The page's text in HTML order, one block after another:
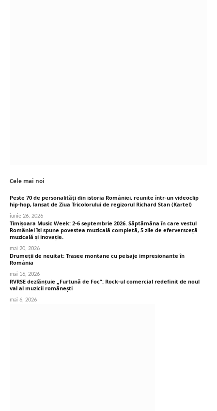
Cele mai noi
Peste 70 de personalități din istoria României, reunite într-un videoclip
hip-hop, lansat de Ziua Tricolorului de regizorul Richard Stan (Kartel)
iunie 26, 2026
Timișoara Music Week: 2-6 septembrie 2026. Săptămâna în care vestul
României își spune povestea muzicală completă, 5 zile de eferversceță
muzicală și inovație.
mai 20, 2026
Drumeții de neuitat: Trasee montane cu peisaje impresionante în
România
mai 16, 2026
RVRSE dezlănțuie „Furtună de Foc”: Rock-ul comercial redefinit de noul
val al muzicii românești
mai 6, 2026